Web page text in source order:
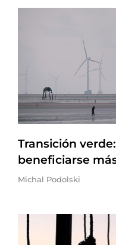
Transición
beneficiarse
Michal Podolski